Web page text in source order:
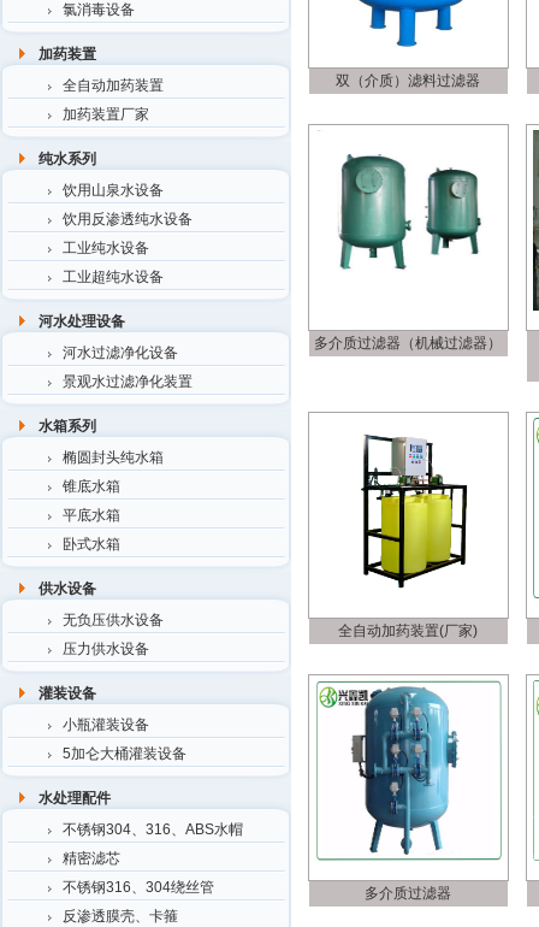
氯消毒设备
加药装置
全自动加药装置
加药装置厂家
纯水系列
饮用山泉水设备
饮用反渗透纯水设备
工业纯水设备
工业超纯水设备
河水处理设备
河水过滤净化设备
景观水过滤净化装置
水箱系列
椭圆封头纯水箱
锥底水箱
平底水箱
卧式水箱
供水设备
无负压供水设备
压力供水设备
灌装设备
小瓶灌装设备
5加仑大桶灌装设备
水处理配件
不锈钢304、316、ABS水帽
精密滤芯
不锈钢316、304绕丝管
反渗透膜壳、卡箍
双（介质）滤料过滤器
多介质过滤器（机械过滤器）
全自动加药装置(厂家)
多介质过滤器